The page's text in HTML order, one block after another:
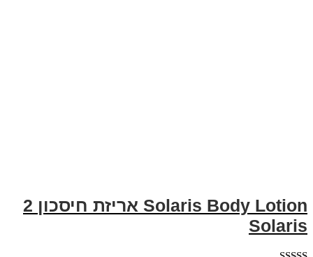
Solaris Body Lotion אריזת חיסכון 2
Solaris